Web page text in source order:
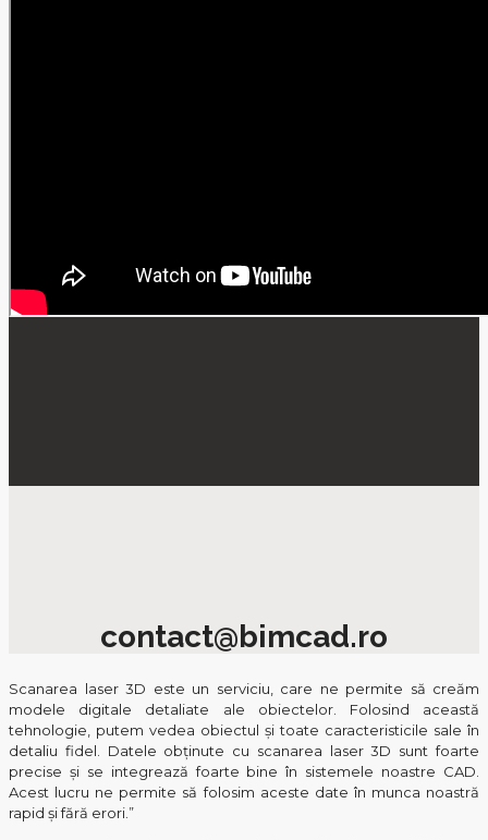
contact@bimcad.ro
Scanarea laser 3D este un serviciu, care ne permite să creăm
modele digitale detaliate ale obiectelor. Folosind această
tehnologie, putem vedea obiectul și toate caracteristicile sale în
detaliu fidel. Datele obținute cu scanarea laser 3D sunt foarte
precise și se integrează foarte bine în sistemele noastre CAD.
Acest lucru ne permite să folosim aceste date în munca noastră
rapid și fără erori.”